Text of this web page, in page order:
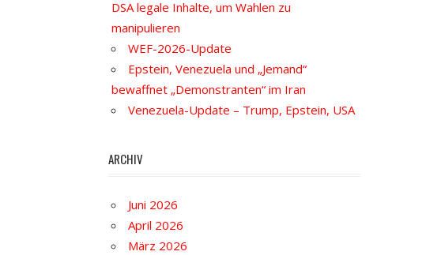
DSA legale Inhalte, um Wahlen zu
manipulieren
WEF-2026-Update
Epstein, Venezuela und „Jemand“
bewaffnet „Demonstranten“ im Iran
Venezuela-Update – Trump, Epstein, USA
ARCHIV
Juni 2026
April 2026
März 2026